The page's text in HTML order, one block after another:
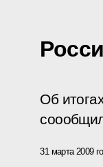
Об
31 марта 2009